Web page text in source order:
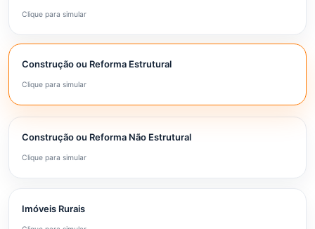
Clique para simular
Construção ou Reforma Estrutural
Clique para simular
Construção ou Reforma Não Estrutural
Clique para simular
Imóveis Rurais